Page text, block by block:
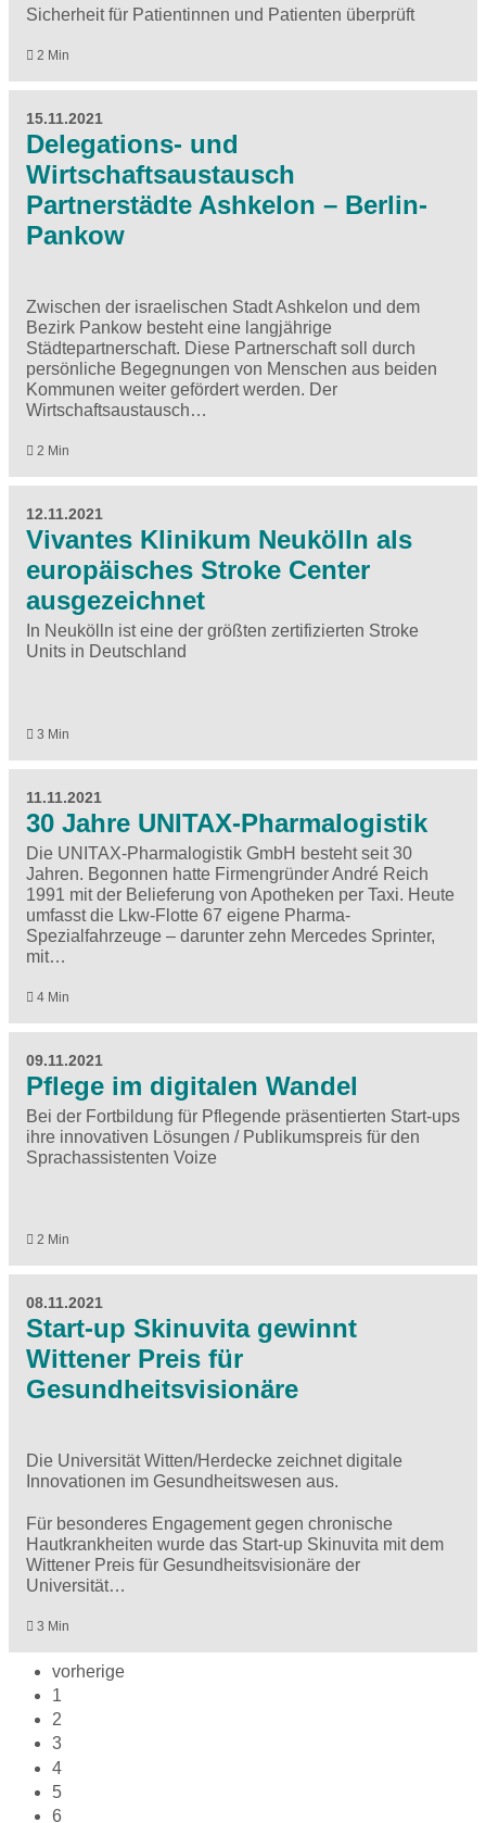
Sicherheit für Patientinnen und Patienten überprüft
2 Min
15.11.2021
Delegations- und
Wirtschaftsaustausch
Partnerstädte Ashkelon – Berlin-
Pankow
Zwischen der israelischen Stadt Ashkelon und dem
Bezirk Pankow besteht eine langjährige
Städtepartnerschaft. Diese Partnerschaft soll durch
persönliche Begegnungen von Menschen aus beiden
Kommunen weiter gefördert werden. Der
Wirtschaftsaustausch…
2 Min
12.11.2021
Vivantes Klinikum Neukölln als
europäisches Stroke Center
ausgezeichnet
In Neukölln ist eine der größten zertifizierten Stroke
Units in Deutschland
3 Min
11.11.2021
30 Jahre UNITAX-Pharmalogistik
Die UNITAX-Pharmalogistik GmbH besteht seit 30
Jahren. Begonnen hatte Firmengründer André Reich
1991 mit der Belieferung von Apotheken per Taxi. Heute
umfasst die Lkw-Flotte 67 eigene Pharma-
Spezialfahrzeuge – darunter zehn Mercedes Sprinter,
mit…
4 Min
09.11.2021
Pflege im digitalen Wandel
Bei der Fortbildung für Pflegende präsentierten Start-ups
ihre innovativen Lösungen / Publikumspreis für den
Sprachassistenten Voize
2 Min
08.11.2021
Start-up Skinuvita gewinnt
Wittener Preis für
Gesundheitsvisionäre
Die Universität Witten/Herdecke zeichnet digitale
Innovationen im Gesundheitswesen aus.
Für besonderes Engagement gegen chronische
Hautkrankheiten wurde das Start-up Skinuvita mit dem
Wittener Preis für Gesundheitsvisionäre der
Universität…
3 Min
vorherige
1
2
3
4
5
6